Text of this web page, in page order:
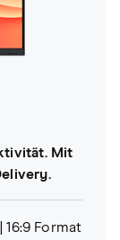
Mit
16:9 Format